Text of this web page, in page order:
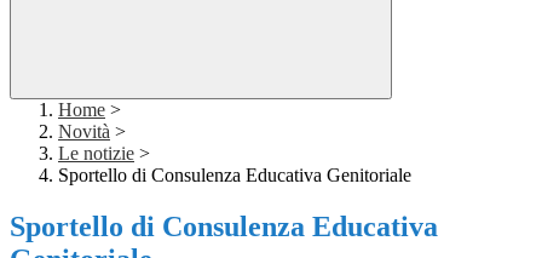
Home >
Novità >
Le notizie >
Sportello di Consulenza Educativa Genitoriale
Sportello di Consulenza Educativa